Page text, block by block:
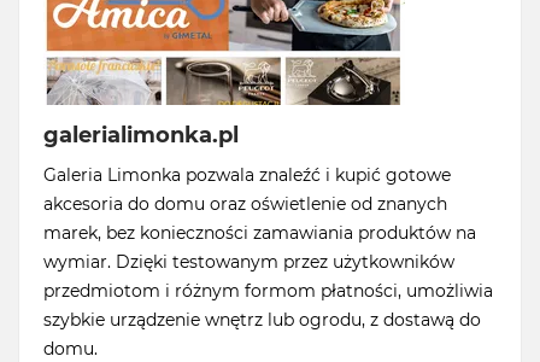
galerialimonka.pl
Galeria Limonka pozwala znaleźć i kupić gotowe
akcesoria do domu oraz oświetlenie od znanych
marek, bez konieczności zamawiania produktów na
wymiar. Dzięki testowanym przez użytkowników
przedmiotom i różnym formom płatności, umożliwia
szybkie urządzenie wnętrz lub ogrodu, z dostawą do
domu.